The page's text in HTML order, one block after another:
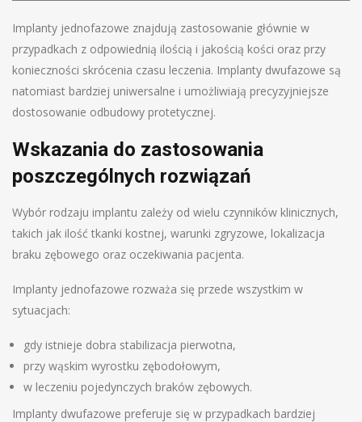
Implanty jednofazowe znajdują zastosowanie głównie w
przypadkach z odpowiednią ilością i jakością kości oraz przy
konieczności skrócenia czasu leczenia. Implanty dwufazowe są
natomiast bardziej uniwersalne i umożliwiają precyzyjniejsze
dostosowanie odbudowy protetycznej.
Wskazania do zastosowania
poszczególnych rozwiązań
Wybór rodzaju implantu zależy od wielu czynników klinicznych,
takich jak ilość tkanki kostnej, warunki zgryzowe, lokalizacja
braku zębowego oraz oczekiwania pacjenta.
Implanty jednofazowe rozważa się przede wszystkim w
sytuacjach:
gdy istnieje dobra stabilizacja pierwotna,
przy wąskim wyrostku zębodołowym,
w leczeniu pojedynczych braków zębowych.
Implanty dwufazowe preferuje się w przypadkach bardziej